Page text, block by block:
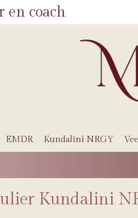
en coach
EMDR Kundalini NRGY
Kundalini